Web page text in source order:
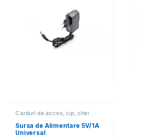
Carduri de acces, cip, chei
Sursa de Alimentare 5V/1A
Universal